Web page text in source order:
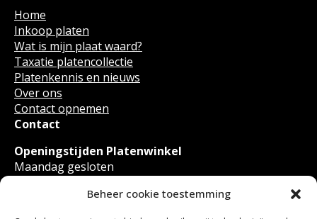
Beheer cookie toestemming
Home
Inkoop platen
Wat is mijn plaat waard?
Taxatie platencollectie
Platenkennis en nieuws
Over ons
Contact opnemen
Contact
Openingstijden Platenwinkel
Maandag gesloten
Zaterdag van 11.00 - 17.00